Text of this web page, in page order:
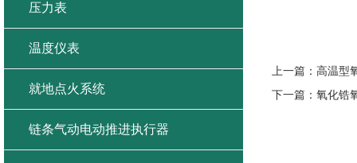
上一篇： 高温型
下一篇： 氧化锆
压力表
温度仪表
就地点火系统
链条气动电动推进执行器